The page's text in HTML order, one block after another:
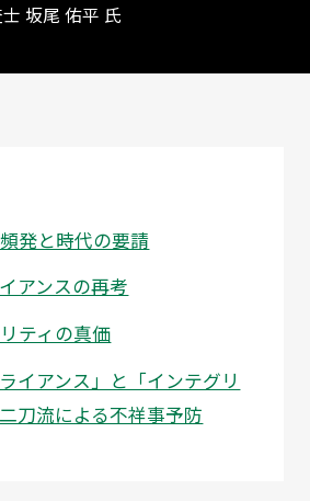
坂尾 佑平 氏
発と時代の要請
アンスの再考
ティの真価
ライアンス」と「インテグリ
刀流による不祥事予防